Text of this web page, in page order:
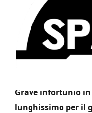
Grave infortunio
lunghissimo per il